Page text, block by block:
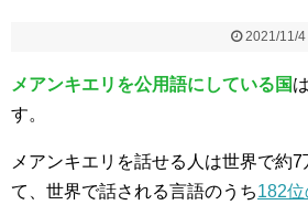
2021/11/4
メアンキエリを公用語にしている国は
す。
メアンキエリを話せる人は世界で約
て、世界で話される言語のうち182